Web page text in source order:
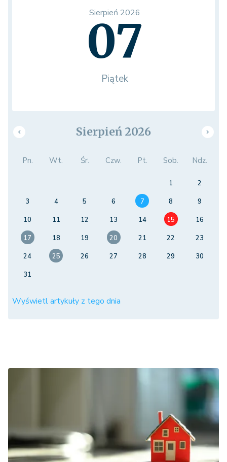
Sierpień 2026
07
Piątek
Sierpień 2026
Pn. Wt. Śr. Czw. Pt. Sob. Ndz.
1
2
3
4 5 6 7 8
9
10
11 12 13 14 15
16
17
18 19 20 21 22
23
24
25 26 27 28 29
30
31
Wyświetl artykuły z tego dnia